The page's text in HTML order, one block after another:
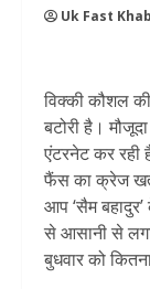
Uk Fast
विक्की कौशल की
बटोरी है।
एंटरनेट कर रही
फैंस का क्रेज
आप ‘सैम
से आसानी से
बुधवार को